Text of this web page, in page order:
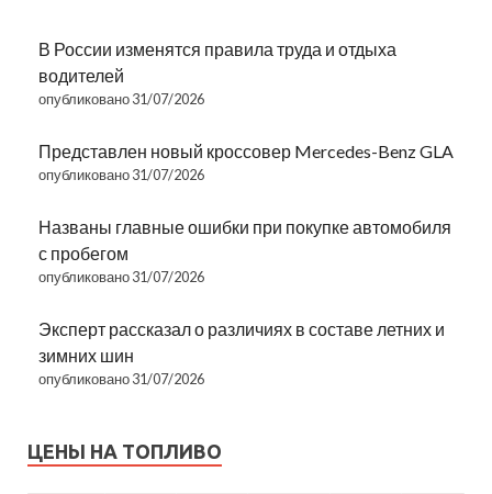
В России изменятся правила труда и отдыха
водителей
опубликовано 31/07/2026
Представлен новый кроссовер Mercedes-Benz GLA
опубликовано 31/07/2026
Названы главные ошибки при покупке автомобиля
с пробегом
опубликовано 31/07/2026
Эксперт рассказал о различиях в составе летних и
зимних шин
опубликовано 31/07/2026
ЦЕНЫ НА ТОПЛИВО